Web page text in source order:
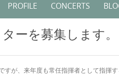
PROFILE CONCERTS
ーを募集します。
が、来年度も常任指揮者として指揮